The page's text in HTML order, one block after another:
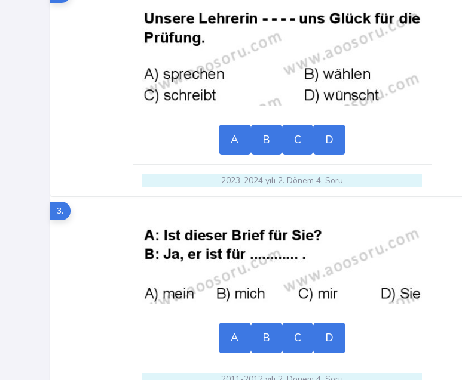
A B C D
2023-2024 yılı 2. Dönem 4. Soru
3.
A B C D